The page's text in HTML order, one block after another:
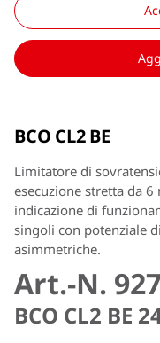
BCO CL2 BE
Limitatore di
esecuzione stretta da
indicazione di
singoli con potenziale
asimmetriche.
Art.-N.
BCO CL2 BE